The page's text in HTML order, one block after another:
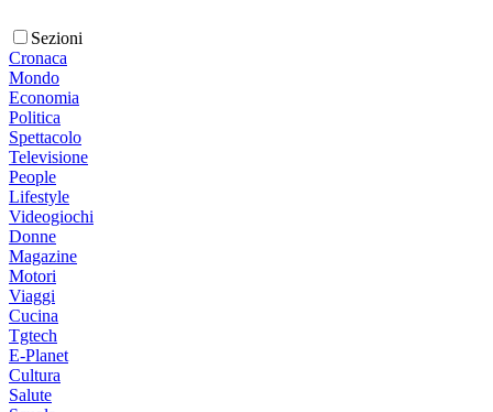
Sezioni
Cronaca
Mondo
Economia
Politica
Spettacolo
Televisione
People
Lifestyle
Videogiochi
Donne
Magazine
Motori
Viaggi
Cucina
Tgtech
E-Planet
Cultura
Salute